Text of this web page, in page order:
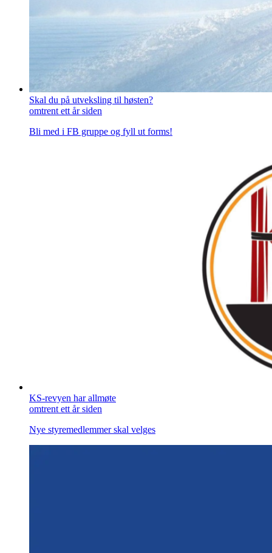
Skal du på utveksling til høsten?
omtrent ett år siden
Bli med i FB gruppe og fyll ut forms!
KS-revyen har allmøte
omtrent ett år siden
Nye styremedlemmer skal velges